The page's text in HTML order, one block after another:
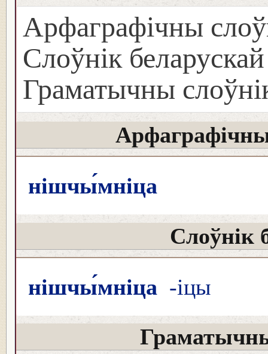
Арфаграфічны
Слоўнік
Граматычны
нішчы́мніца
Слоўнік
нішчы́мніца -іцы